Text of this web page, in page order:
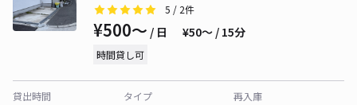
5 / 2件
¥500〜 / 日 ¥50〜 / 15分
時間貸し可
貸出時間
タイプ
再入庫